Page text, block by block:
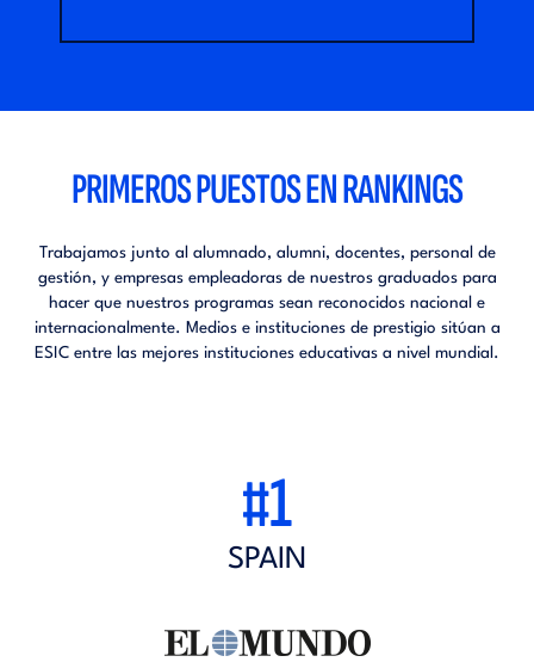
PRIMEROS PUESTOS EN RANKINGS
Trabajamos junto al alumnado, alumni, docentes, personal de
gestión, y empresas empleadoras de nuestros graduados para
hacer que nuestros programas sean reconocidos nacional e
internacionalmente. Medios e instituciones de prestigio sitúan a
ESIC entre las mejores instituciones educativas a nivel mundial.
#1
SPAIN